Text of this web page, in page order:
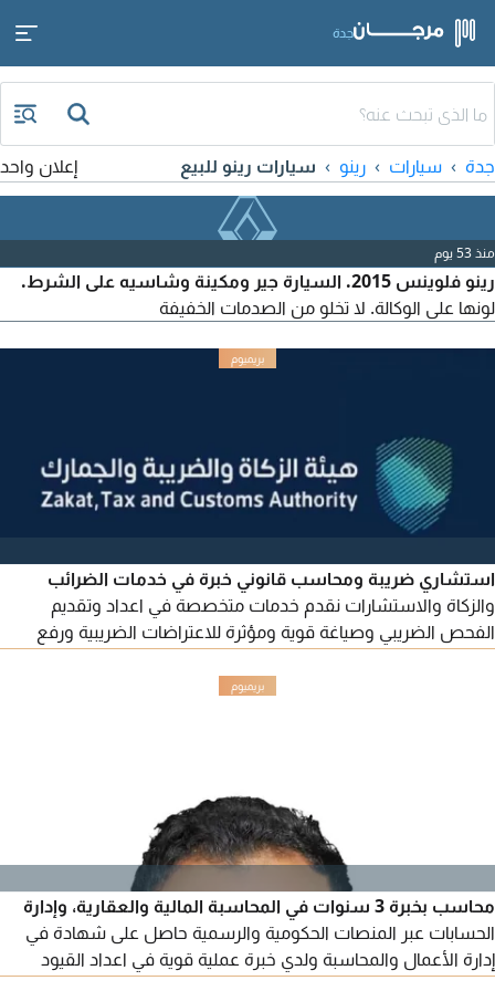
جدة
جدة سيارات رينو سيارات رينو للبيع إعلان واحد
منذ 53 يوم
رينو فلوينس 2015. السيارة جير ومكينة وشاسيه على الشرط.
لونها على الوكالة. لا تخلو من الصدمات الخفيفة
استشاري ضريبة ومحاسب قانوني خبرة في خدمات الضرائب
والزكاة والاستشارات نقدم خدمات متخصصة في اعداد وتقديم
الفحص الضريبي وصياغة قوية ومؤثرة للاعتراضات الضريبية ورفع
لمبالغ تصل الى 50 مليون ريال الردود القانونية على التقييمات الصادرة
محاسب بخبرة 3 سنوات في المحاسبة المالية والعقارية، وإدارة
الحسابات عبر المنصات الحكومية والرسمية حاصل على شهادة في
إدارة الأعمال والمحاسبة ولدي خبرة عملية قوية في اعداد القيود